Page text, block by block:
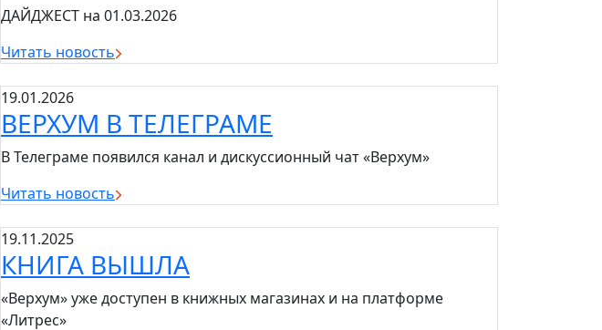
ДАЙДЖЕСТ на 01.03.2026
Читать новость
19.01.2026
ВЕРХУМ В ТЕЛЕГРАМЕ
В Телеграме появился канал и дискуссионный чат «Верхум»
Читать новость
19.11.2025
КНИГА ВЫШЛА
«Верхум» уже доступен в книжных магазинах и на платформе
«Литрес»